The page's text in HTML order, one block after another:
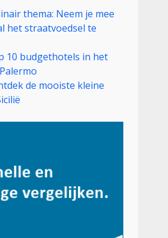
thema: Neem je mee
het straatvoedsel te
10 budgethotels in het
de mooiste kleine